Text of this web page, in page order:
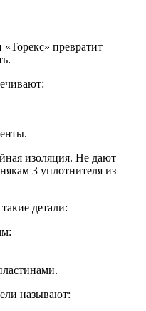
превратит
изоляция. Не дают
3 уплотнителя из
детали:
называют: